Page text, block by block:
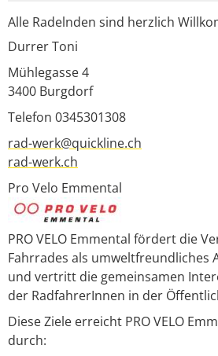
Alle Radelnden sind herzlich
Durrer Toni
Mühlegasse 4
3400 Burgdorf
Telefon 0345301308
rad-werk@quickline.ch
rad-werk.ch
Pro Velo Emmental
PRO VELO Emmental fördert die
Fahrrades als umweltfreundliches
und vertritt die gemeinsamen
der RadfahrerInnen in der
Diese Ziele erreicht PRO VELO
durch: